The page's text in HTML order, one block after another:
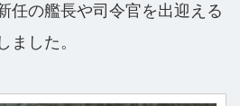
任の艦長や司令官を出迎える
ました。